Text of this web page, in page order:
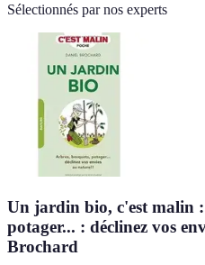
Sélectionnés par nos experts
Un jardin bio, c'est malin :
potager... : déclinez vos
Brochard